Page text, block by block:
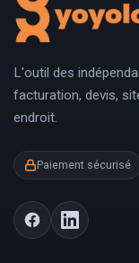
L'outil des
facturation, devis,
endroit.
Paiement sécurisé